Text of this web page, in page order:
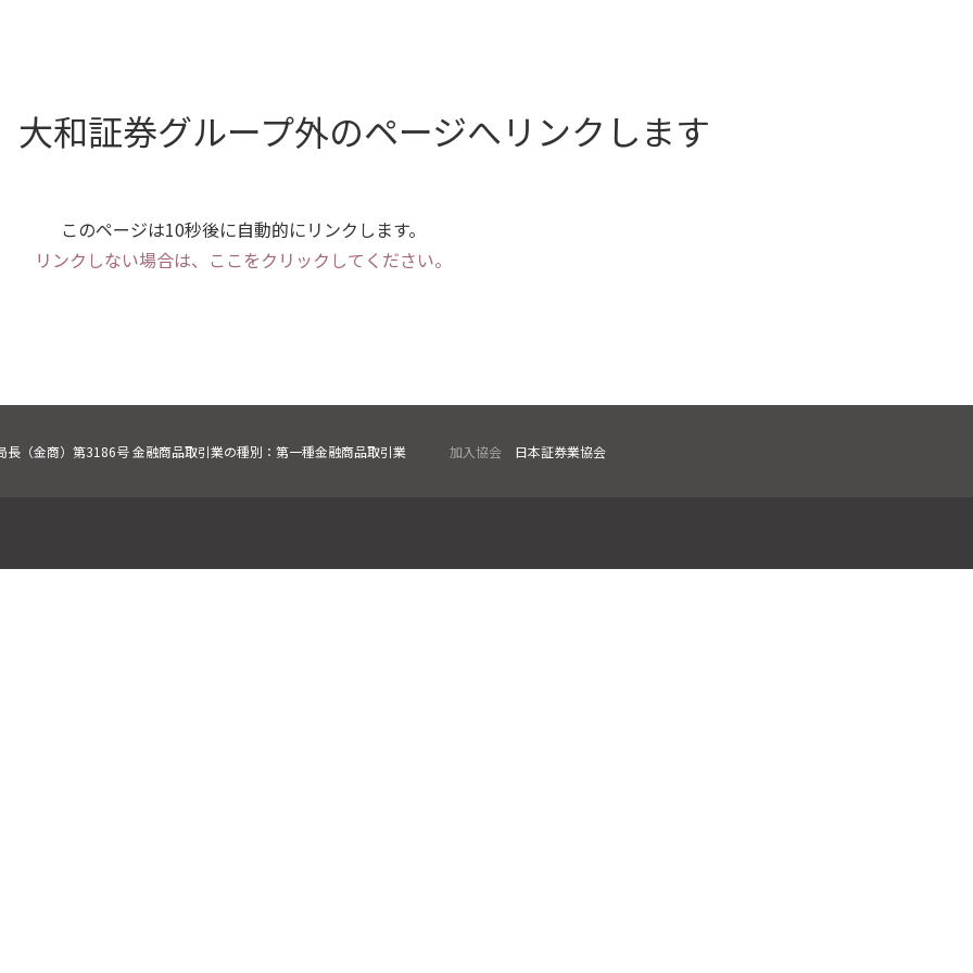
大和証券グループ外のページへリンクします
このページは10秒後に自動的にリンクします。
リンクしない場合は、ここをクリックしてください。
（金商）第3186号 金融商品取引業の種別：第一種金融商品取引業 加入協会 日本証券業協会